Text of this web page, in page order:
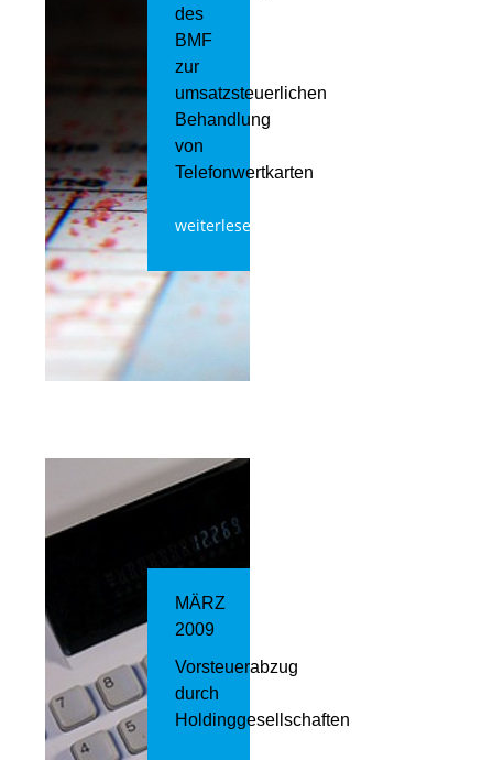
des
BMF
zur
umsatzsteuerlichen
Behandlung
von
Telefonwertkarten
weiterlesen
MÄRZ
2009
Vorsteuerabzug
durch
Holdinggesellschaften